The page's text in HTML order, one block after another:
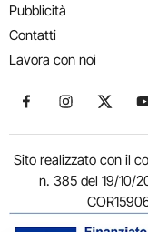
Pubblicità
Contatti
Lavora con noi
Seguici suSeguici su
Sito realizzato con il
n. 385 del 19/10/